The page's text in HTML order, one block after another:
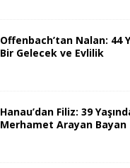
Offenbach’tan Nalan: 44
Bir Gelecek ve Evlilik
Hanau’dan Filiz: 39
Merhamet Arayan Bayan